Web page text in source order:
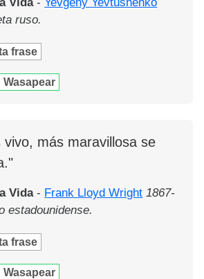
ruso.
frase
Wasapear
vivo, más maravillosa se
Vida- Frank Lloyd Wright 1867-
estadounidense.
frase
Wasapear